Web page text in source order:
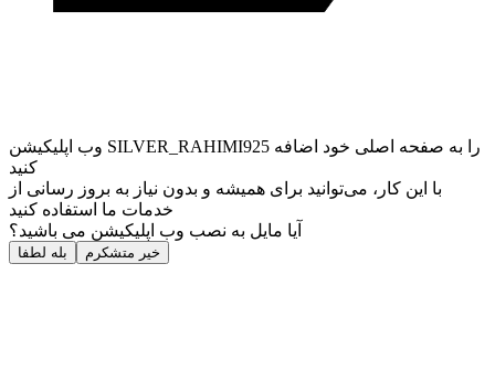
وب ‌اپلیکیشن SILVER_RAHIMI925 را به صفحه اصلی خود اضافه
کنید
با این کار، می‌توانید برای همیشه و بدون نیاز به بروز ‌رسانی از
خدمات ما استفاده کنید
آیا مایل به نصب وب اپلیکیشن می باشید؟
بله لطفا خیر متشکرم